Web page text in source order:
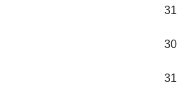
31
30
31